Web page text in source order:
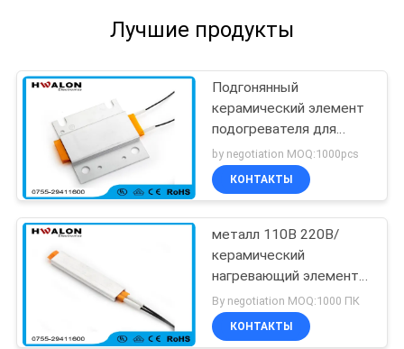
Лучшие продукты
Подгонянный
керамический элемент
подогревателя для
сушильщика руки с
снабжением жилищем
нержавеющей стали
by negotiation MOQ:1000pcs
КОНТАКТЫ
металл 110В 220В/
керамический
нагревающий элемент
ПТК для бытовых
техник
By negotiation MOQ:1000 ПК
КОНТАКТЫ